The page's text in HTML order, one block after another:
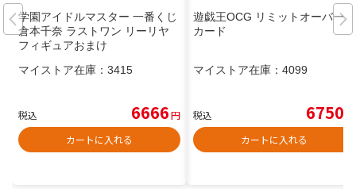
学園アイドルマスター 一番くじ
倉本千奈 ラストワン リーリヤ
フィギュアおまけ
マイストア在庫： 3415
税込 6666円
カートに入れる
遊戯王OCG リミットオーバー
カード
マイストア在庫： 4099
税込 6750
カートに入れる